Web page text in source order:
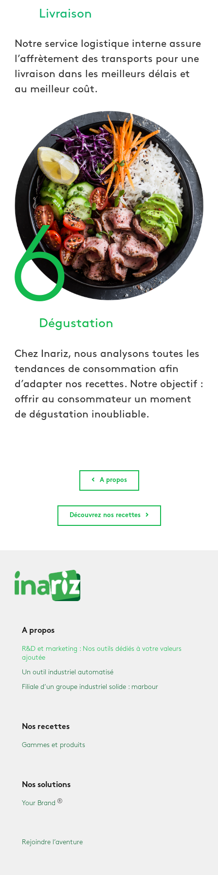
Livraison
Notre service logistique interne assure
l’affrètement des transports pour une
livraison dans les meilleurs délais et
au meilleur coût.
6
Dégustation
Chez Inariz, nous analysons toutes les
tendances de consommation afin
d’adapter nos recettes. Notre objectif :
offrir au consommateur un moment
de dégustation inoubliable.
A propos
Découvrez nos recettes
A propos
R&D et marketing : Nos outils dédiés à votre valeurs
ajoutée
Un outil industriel automatisé
Filiale d’un groupe industriel solide : marbour
Nos recettes
Gammes et produits
Nos solutions
Your Brand
Rejoindre l’aventure